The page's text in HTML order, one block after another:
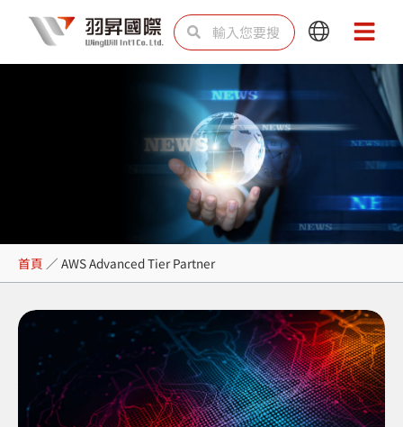
主
搜
尋 尋
Main
Menu
Main
Menu
AWS Advanced Tier
Partner
首頁 ／ AWS Advanced Tier Partner